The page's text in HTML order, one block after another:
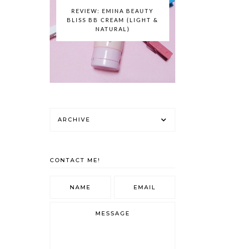
REVIEW: EMINA BEAUTY
BLISS BB CREAM (LIGHT &
NATURAL)
ARCHIVE
CONTACT ME!